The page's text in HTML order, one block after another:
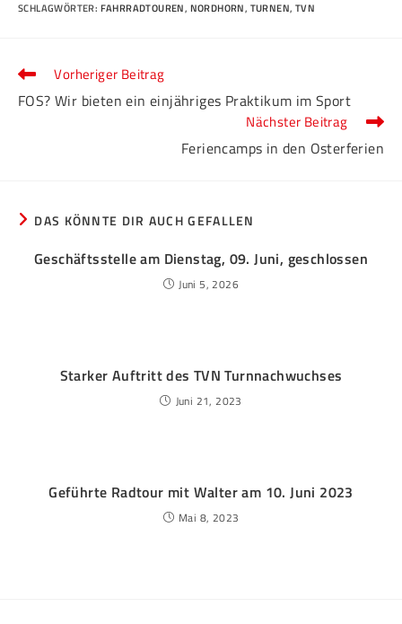
SCHLAGWÖRTER: FAHRRADTOUREN, NORDHORN, TURNEN, TVN
Vorheriger Beitrag
FOS? Wir bieten ein einjähriges Praktikum im Sport
Nächster Beitrag
Feriencamps in den Osterferien
DAS KÖNNTE DIR AUCH GEFALLEN
Geschäftsstelle am Dienstag, 09. Juni, geschlossen
Juni 5, 2026
Starker Auftritt des TVN Turnnachwuchses
Juni 21, 2023
Geführte Radtour mit Walter am 10. Juni 2023
Mai 8, 2023